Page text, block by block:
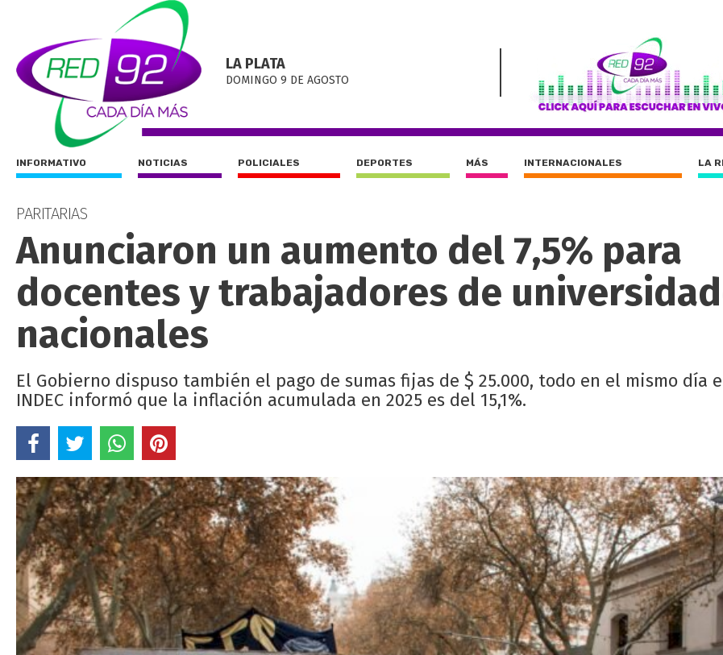
LA PLATA
DOMINGO 9 DE AGOSTO
INFORMATIVO NOTICIAS POLICIALES DEPORTES MÁS INTERNACIONALES LA
PARITARIAS
Anunciaron un aumento del 7,5% para
docentes y trabajadores de
nacionales
El Gobierno dispuso también el pago de sumas fijas de $ 25.000, todo en el mismo día
INDEC informó que la inflación acumulada en 2025 es del 15,1%.